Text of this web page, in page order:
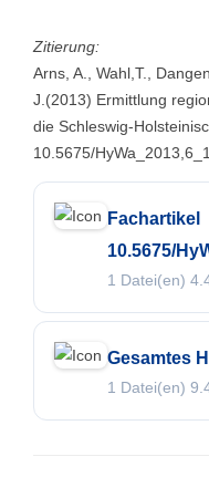
Zitierung:
Arns, A., Wahl,T.,
J.(2013) Ermittlung
die Schleswig-
10.5675/HyWa_2013,6_1
Fachartikel
10.5675/
1 Datei(en)
Gesamtes
1 Datei(en)